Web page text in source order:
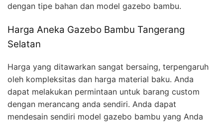
dengan tipe bahan dan model gazebo bambu.
Harga Aneka Gazebo Bambu Tangerang
Selatan
Harga yang ditawarkan sangat bersaing, terpengaruh
oleh kompleksitas dan harga material baku. Anda
dapat melakukan permintaan untuk barang custom
dengan merancang anda sendiri. Anda dapat
mendesain sendiri model gazebo bambu yang Anda